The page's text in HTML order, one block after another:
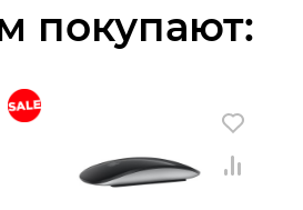
покупают: